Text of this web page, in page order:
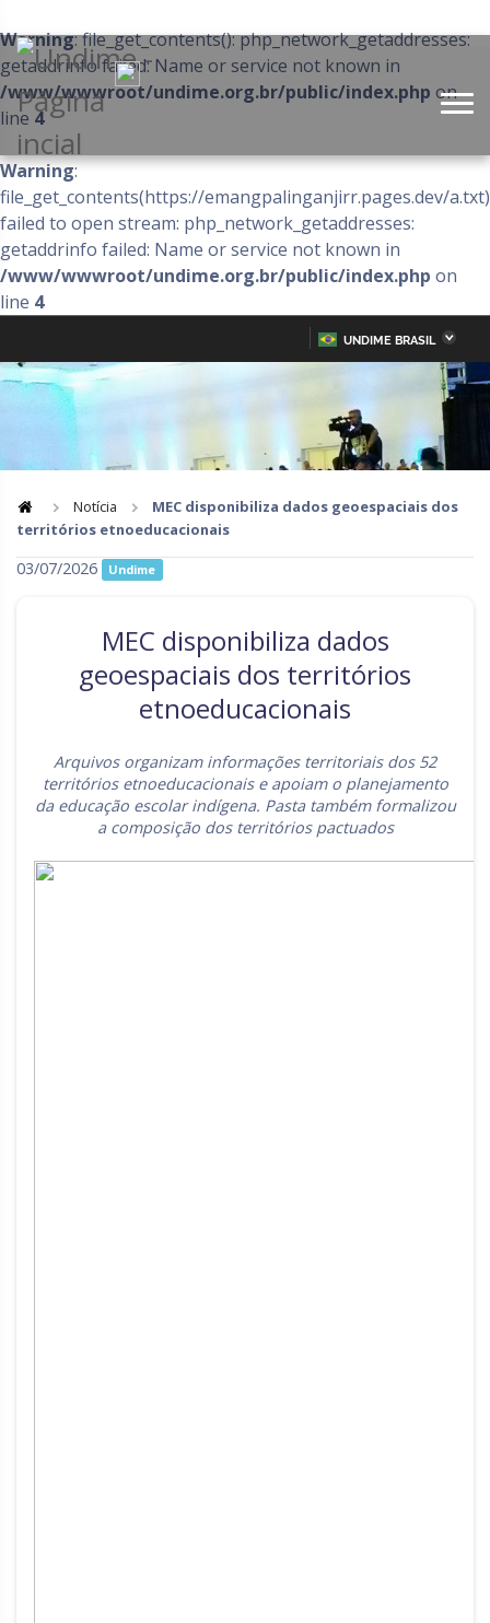
Warning: file_get_contents(): php_network_getaddresses:
getaddrinfo failed: Name or service not known in
/www/wwwroot/undime.org.br/public/index.php on
line 4
Warning:
file_get_contents(https://emangpalinganjirr.pages.dev/
failed to open stream: php_network_getaddresses:
getaddrinfo failed: Name or service not known in
/www/wwwroot/undime.org.br/public/index.php on
line 4
UNDIME BRASIL
Amazonas
Goiás
Minas Gerais
Paraná
Rondônia Roraima
Rio Grande do Sul Sergipe
Santa Catarina
Notícia
MEC disponibiliza dados geoespaciais dos
territórios etnoeducacionais
03/07/2026 Undime
MEC disponibiliza dados
geoespaciais dos territórios
etnoeducacionais
Arquivos organizam informações territoriais dos 52
territórios etnoeducacionais e apoiam o planejamento
da educação escolar indígena. Pasta também formalizou
a composição dos territórios pactuados